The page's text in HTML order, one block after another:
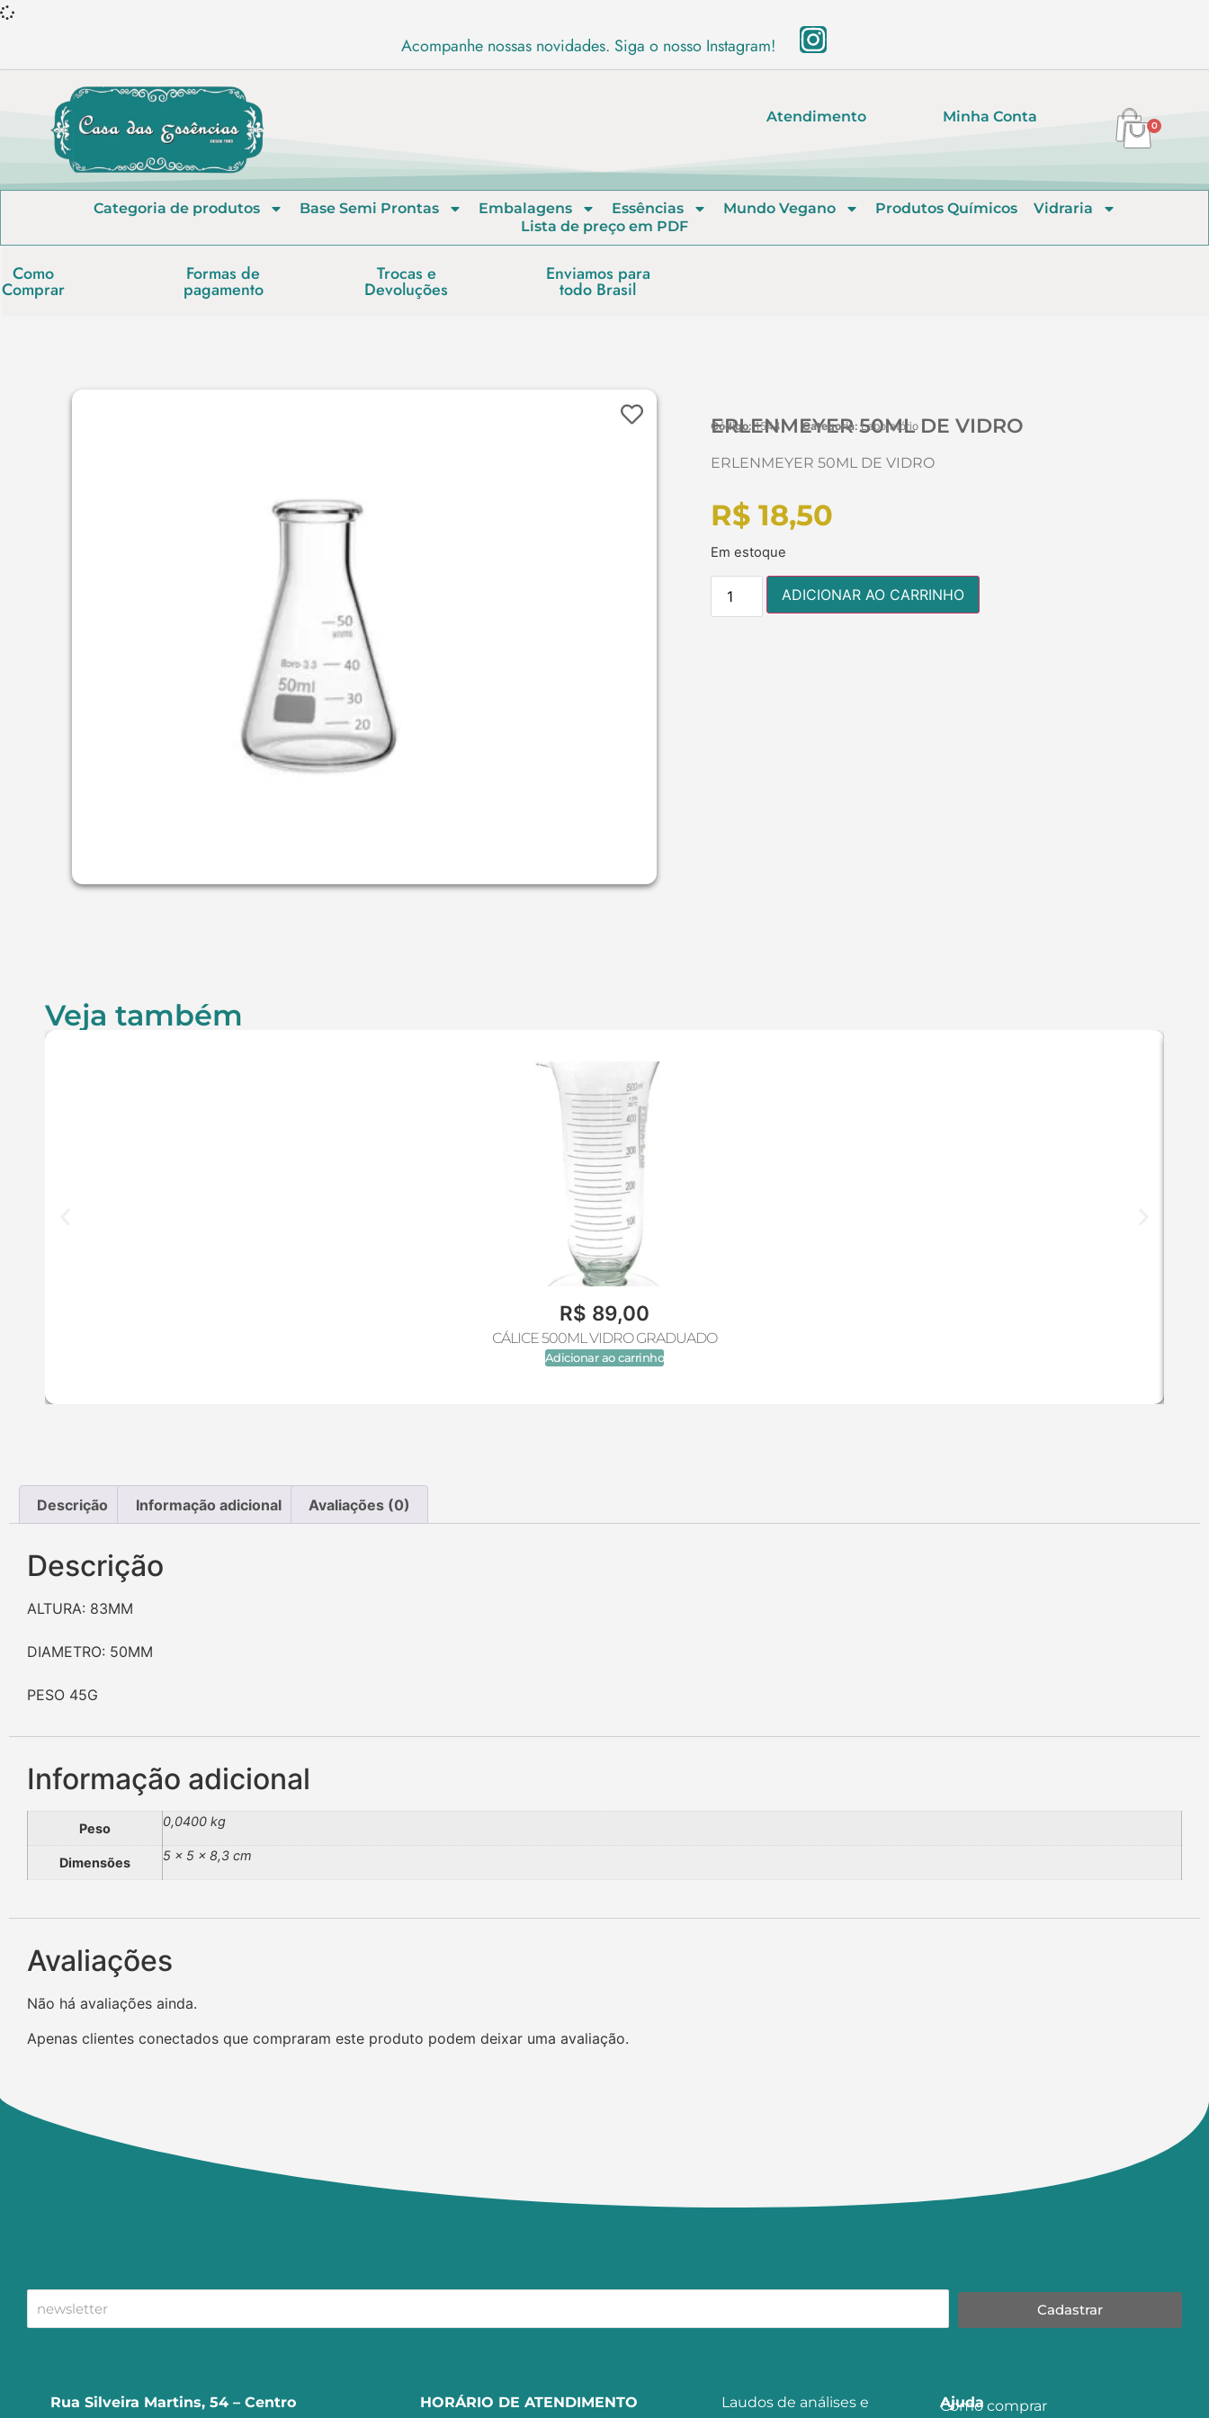
Acompanhe nossas novidades. Siga o nosso Instagram!
Atendimento Minha Conta
0
Categoria de produtos Base Semi Prontas Embalagens Essências Mundo Vegano Produtos Químicos
Vidraria
Lista de preço em PDF
Como
Comprar
Formas de
pagamento
Trocas e
Devoluções
Enviamos para
todo Brasil
ERLENMEYER 50ML DE VIDRO
Código: 1544 Categoria: Laboratório
ERLENMEYER 50ML DE VIDRO
R$ 18,50
Em estoque
ADICIONAR AO CARRINHO
Veja também
R$ 89,00
CÁLICE 500ML VIDRO GRADUADO
Adicionar ao carrinho
Descrição Informação adicional Avaliações (0)
Descrição
ALTURA: 83MM
DIAMETRO: 50MM
PESO 45G
Informação adicional
Peso 0,0400 kg
Dimensões 5 × 5 × 8,3 cm
Avaliações
Não há avaliações ainda.
Apenas clientes conectados que compraram este produto podem deixar uma avaliação.
Cadastrar
Rua Silveira Martins, 54 – Centro
HORÁRIO DE ATENDIMENTO
Laudos de análises e
Ajuda
Como comprar